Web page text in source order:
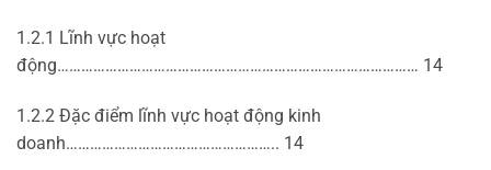
1.2.1 Lĩnh vực hoạt
động……………………………………………………………………………… 14
1.2.2 Đặc điểm lĩnh vực hoạt động kinh
doanh…………………………………………….. 14